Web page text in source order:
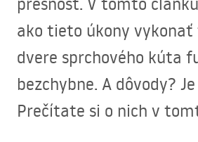
ako tieto úkony vykonať
dvere sprchového kúta
bezchybne. A dôvody?
Prečítate si o nich v